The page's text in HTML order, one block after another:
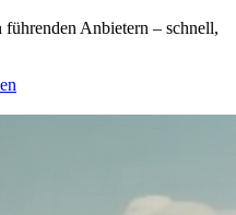
Anbietern – schnell,